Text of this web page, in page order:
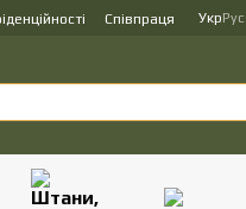
Співпраця УкрРус